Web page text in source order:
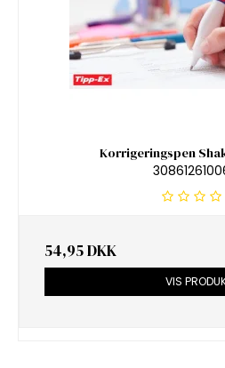
Korrigeringspen
54,95 DKK
VIS